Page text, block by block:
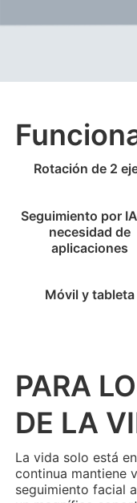
Rotación de 2
Seguimiento por
necesidad de
aplicaciones
Móvil y tableta
PARA
DE LA
La vida solo está
continua mantiene
seguimiento facial